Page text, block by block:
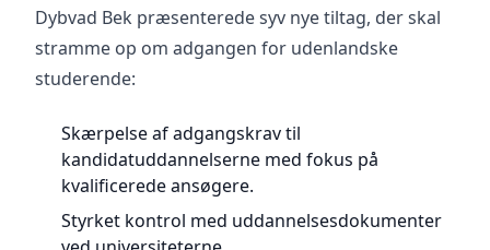
Dybvad Bek præsenterede syv nye tiltag, der skal
stramme op om adgangen for udenlandske
studerende:
Skærpelse af adgangskrav til
kandidatuddannelserne med fokus på
kvalificerede ansøgere.
Styrket kontrol med uddannelsesdokumenter